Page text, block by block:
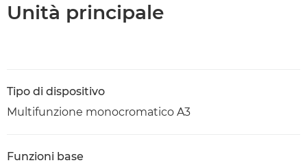
Scarica PDF
Unità principale
Tipo di dispositivo
Multifunzione monocromatico A3
Funzioni base